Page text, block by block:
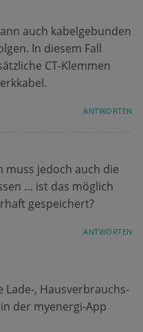
auch kabelgebunden
In diesem Fall
CT-Klemmen
ANTWORTEN
muss jedoch auch die
… ist das möglich
gespeichert?
ANTWORTEN
Lade-, Hausverbrauchs-
der myenergi-App